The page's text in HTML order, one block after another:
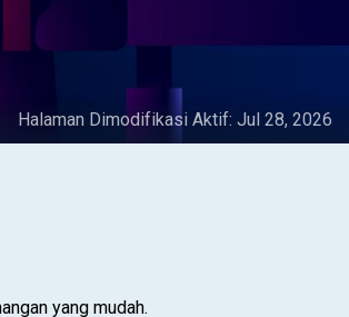
Halaman Dimodifikasi Aktif: Jul 28, 2026
yang mudah.